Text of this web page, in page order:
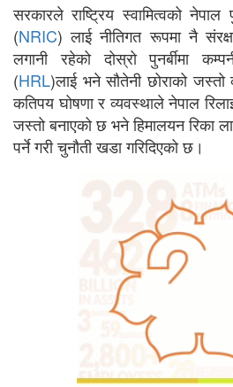
सरकारले राष्ट्रिय स्वामित्वको नेपाल
(NRIC) लाई नीतिगत रूपमा नै
लगानी रहेको दोस्रो पुनर्बीमा
(HRL)लाई भने सौतेनी छोराको
कतिपय घोषणा र व्यवस्थाले नेपाल
जस्तो बनाएको छ भने हिमालयन रिका
पर्ने गरी चुनौती खडा गरिदिएको छ।